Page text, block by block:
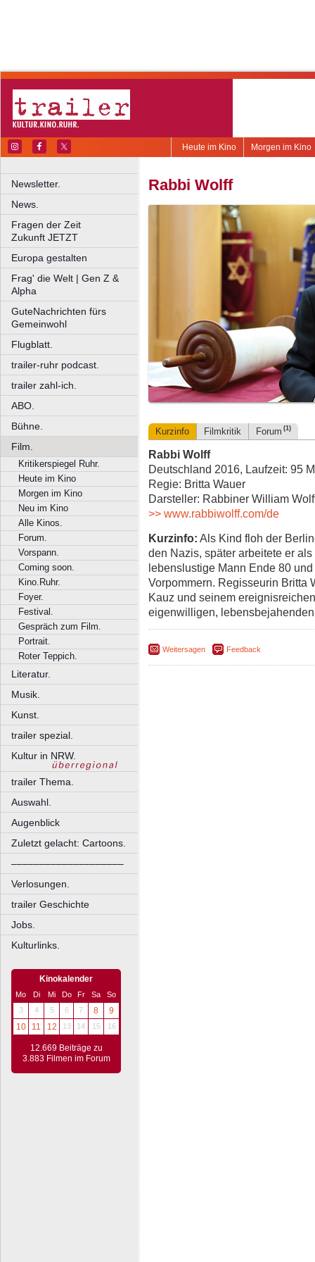
Morgen im Kino
Heute im Kino
Newsletter.
News.
Fragen der Zeit
Zukunft JETZT
Europa gestalten
Frag' die Welt | Gen Z &
Alpha
GuteNachrichten fürs
Gemeinwohl
Flugblatt.
trailer-ruhr podcast.
trailer zahl-ich.
ABO.
Bühne.
Film.
Kritikerspiegel Ruhr.
Heute im Kino
Morgen im Kino
Neu im Kino
Alle Kinos.
Forum.
Vorspann.
Coming soon.
Kino.Ruhr.
Foyer.
Festival.
Gespräch zum Film.
Portrait.
Roter Teppich.
Literatur.
Musik.
Kunst.
trailer spezial.
Kultur in NRW.
trailer Thema.
Auswahl.
Augenblick
Zuletzt gelacht: Cartoons.
––––––––––––––––––––
Verlosungen.
trailer Geschichte
Jobs.
Kulturlinks.
Kinokalender
Mo Di Mi Do Fr Sa
So
3
4 5 6 7 8
9
10
11 12 13 14 15 16
12.669 Beiträge zu
3.883 Filmen im Forum
Rabbi Wolff
Kurzinfo Filmkritik Forum (1)
Rabbi Wolff
Deutschland 2016, Laufzeit: 95
Regie: Britta Wauer
Darsteller: Rabbiner William
>> www.rabbiwolff.com/de
Kurzinfo: Als Kind floh der
den Nazis, später arbeitete er
lebenslustige Mann Ende 80
Vorpommern. Regisseurin Britta
Kauz und seinem
eigenwilligen,
Weitersagen Feedback